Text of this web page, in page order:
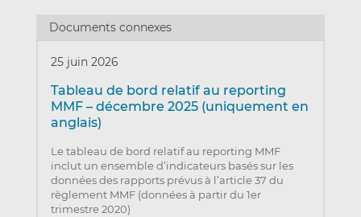
Documents connexes
25 juin 2026
Tableau de bord relatif au reporting
MMF – décembre 2025 (uniquement en
anglais)
Le tableau de bord relatif au reporting MMF
inclut un ensemble d’indicateurs basés sur les
données des rapports prévus à l’article 37 du
règlement MMF (données à partir du 1er
trimestre 2020)